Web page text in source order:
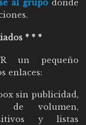
al grupo donde
.
* * *
un pequeño
enlaces:
sin publicidad,
volumen,
y listas